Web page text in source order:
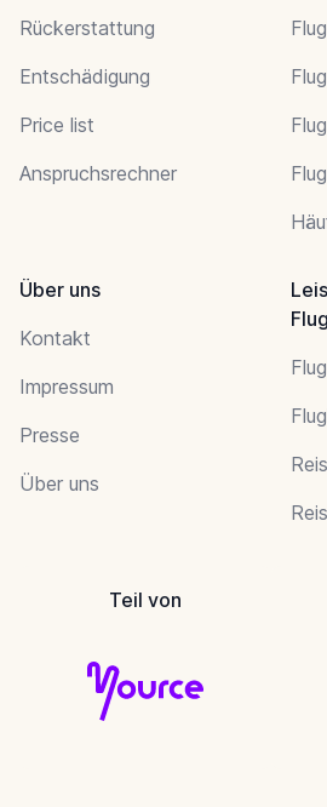
Rückerstattung
Entschädigung
Price list
Anspruchsrechner
Über uns
Kontakt
Impressum
Presse
Über uns
Teil von